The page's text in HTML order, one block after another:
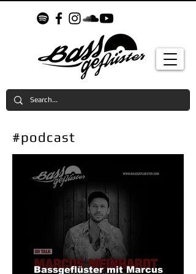
#podcast
Bassgeflüster mit Marcus